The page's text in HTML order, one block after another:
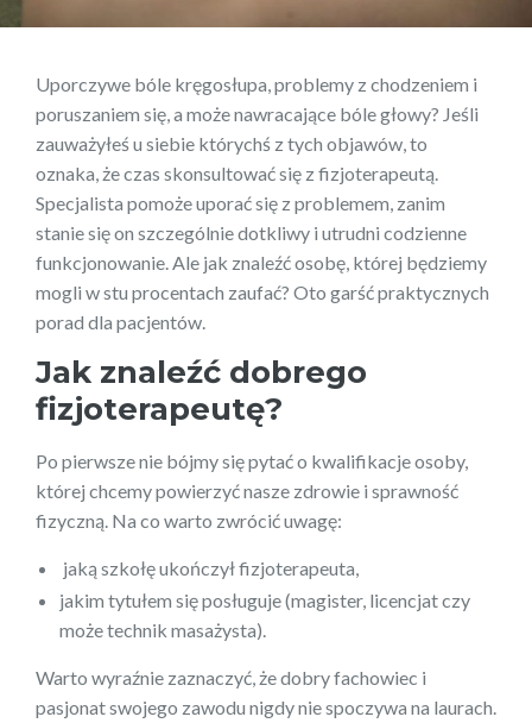
Uporczywe bóle kręgosłupa, problemy z chodzeniem i
poruszaniem się, a może nawracające bóle głowy? Jeśli
zauważyłeś u siebie którychś z tych objawów, to
oznaka, że czas skonsultować się z fizjoterapeutą.
Specjalista pomoże uporać się z problemem, zanim
stanie się on szczególnie dotkliwy i utrudni codzienne
funkcjonowanie. Ale jak znaleźć osobę, której będziemy
mogli w stu procentach zaufać? Oto garść praktycznych
porad dla pacjentów.
Jak znaleźć dobrego
fizjoterapeutę?
Po pierwsze nie bójmy się pytać o kwalifikacje osoby,
której chcemy powierzyć nasze zdrowie i sprawność
fizyczną. Na co warto zwrócić uwagę:
jaką szkołę ukończył fizjoterapeuta,
jakim tytułem się posługuje (magister, licencjat czy
może technik masażysta).
Warto wyraźnie zaznaczyć, że dobry fachowiec i
pasjonat swojego zawodu nigdy nie spoczywa na laurach.